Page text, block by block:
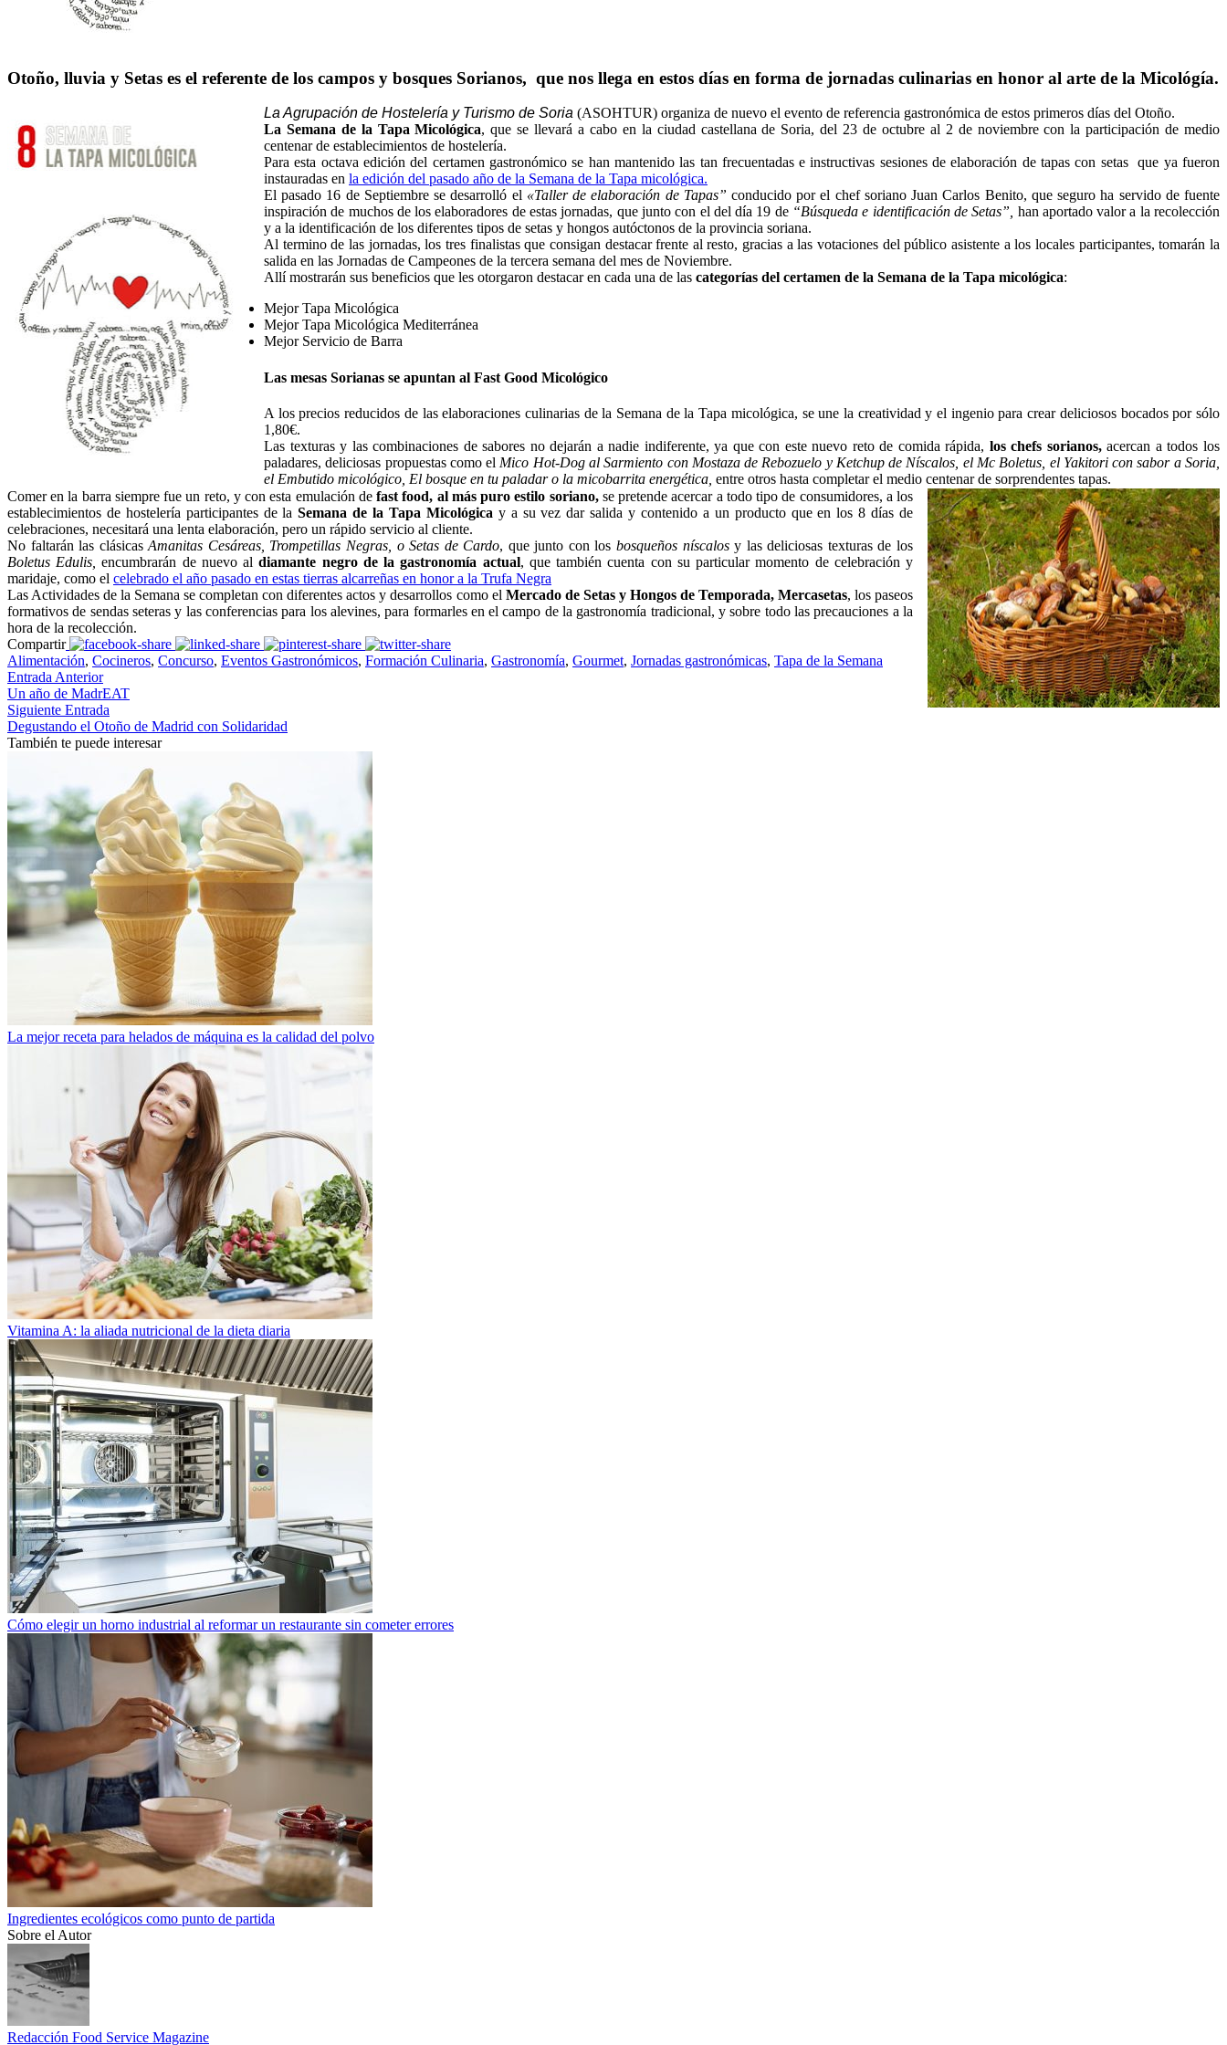
Otoño, lluvia y Setas es el referente de los campos y bosques Sorianos, que nos llega en estos días en forma de jornadas culinarias en honor al arte de la Micológía.
La Agrupación de Hostelería y Turismo de Soria (ASOHTUR) organiza de nuevo el evento de referencia gastronómica de estos primeros días del Otoño.
La Semana de la Tapa Micológica, que se llevará a cabo en la ciudad castellana de Soria, del 23 de octubre al 2 de noviembre con la participación de medio
centenar de establecimientos de hostelería.
Para esta octava edición del certamen gastronómico se han mantenido las tan frecuentadas e instructivas sesiones de elaboración de tapas con setas que ya fueron
instauradas en la edición del pasado año de la Semana de la Tapa micológica.
El pasado 16 de Septiembre se desarrolló el «Taller de elaboración de Tapas” conducido por el chef soriano Juan Carlos Benito, que seguro ha servido de fuente
inspiración de muchos de los elaboradores de estas jornadas, que junto con el del día 19 de “Búsqueda e identificación de Setas”, han aportado valor a la recolección
y a la identificación de los diferentes tipos de setas y hongos autóctonos de la provincia soriana.
Al termino de las jornadas, los tres finalistas que consigan destacar frente al resto, gracias a las votaciones del público asistente a los locales participantes, tomarán la
salida en las Jornadas de Campeones de la tercera semana del mes de Noviembre.
Allí mostrarán sus beneficios que les otorgaron destacar en cada una de las categorías del certamen de la Semana de la Tapa micológica:
Mejor Tapa Micológica
Mejor Tapa Micológica Mediterránea
Mejor Servicio de Barra
Las mesas Sorianas se apuntan al Fast Good Micológico
A los precios reducidos de las elaboraciones culinarias de la Semana de la Tapa micológica, se une la creatividad y el ingenio para crear deliciosos bocados por sólo
1,80€.
Las texturas y las combinaciones de sabores no dejarán a nadie indiferente, ya que con este nuevo reto de comida rápida, los chefs sorianos,acercan a todos los
paladares, deliciosas propuestas como el Mico Hot-Dog al Sarmiento con Mostaza de Rebozuelo y Ketchup de Níscalos, el Mc Boletus, el Yakitori con sabor a Soria,
el Embutido micológico, El bosque en tu paladar o la micobarrita energética, entre otros hasta completar el medio centenar de sorprendentes tapas.
Comer en la barra siempre fue un reto, y con esta emulación defast food, al más puro estilo soriano,se pretende acercar a todo tipo de consumidores, a los
establecimientos de hostelería participantes de laSemana de la Tapa Micológica y a su vez dar salida y contenido a un producto que en los 8 días de
celebraciones, necesitará una lenta elaboración, pero un rápido servicio al cliente.
No faltarán las clásicasAmanitas Cesáreas, Trompetillas Negras, o Setas de Cardo, que junto con losbosqueños níscalosy las deliciosas texturas de los
Boletus Edulis,encumbrarán de nuevo aldiamante negro de la gastronomía actual, que también cuenta con su particular momento de celebración y
maridaje, como el celebrado el año pasado en estas tierras alcarreñas en honor a la Trufa Negra
Las Actividades de la Semana se completan con diferentes actos y desarrollos como el Mercado de Setas y Hongos de Temporada, Mercasetas, los paseos
formativos de sendas seteras y las conferencias para los alevines, para formarles en el campo de la gastronomía tradicional, y sobre todo las precauciones a la
hora de la recolección.
Compartir
Alimentación, Cocineros, Concurso, Eventos Gastronómicos, Formación Culinaria, Gastronomía, Gourmet, Jornadas gastronómicas, Tapa de la Semana
Entrada Anterior
Un año de MadrEAT
Siguiente Entrada
Degustando el Otoño de Madrid con Solidaridad
También te puede interesar
La mejor receta para helados de máquina es la calidad del polvo
Vitamina A: la aliada nutricional de la dieta diaria
Cómo elegir un horno industrial al reformar un restaurante sin cometer errores
Ingredientes ecológicos como punto de partida
Sobre el Autor
Redacción Food Service Magazine